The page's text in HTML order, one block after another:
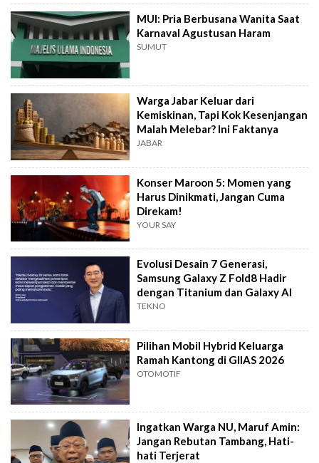
MUI: Pria Berbusana Wanita Saat
Karnaval Agustusan Haram
SUMUT
Warga Jabar Keluar dari
Kemiskinan, Tapi Kok Kesenjangan
Malah Melebar? Ini Faktanya
JABAR
Konser Maroon 5: Momen yang
Harus Dinikmati, Jangan Cuma
Direkam!
YOUR SAY
Evolusi Desain 7 Generasi,
Samsung Galaxy Z Fold8 Hadir
dengan Titanium dan Galaxy AI
TEKNO
Pilihan Mobil Hybrid Keluarga
Ramah Kantong di GIIAS 2026
OTOMOTIF
Ingatkan Warga NU, Maruf Amin:
Jangan Rebutan Tambang, Hati-
hati Terjerat